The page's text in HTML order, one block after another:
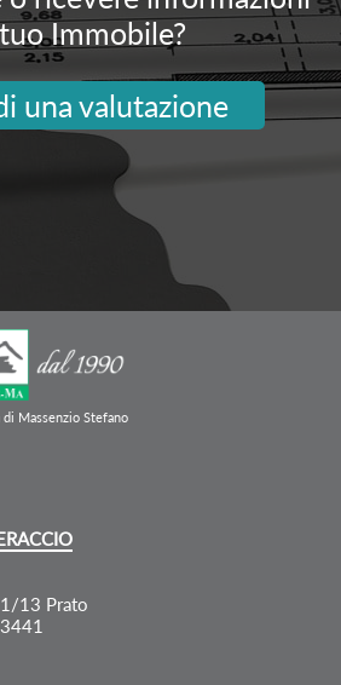
Immobile?
una valutazione
Massenzio Stefano
13 Prato